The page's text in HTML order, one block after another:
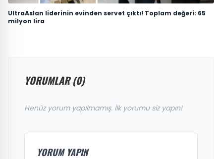
UltraAslan liderinin evinden servet çıktı! Toplam değeri: 65
milyon lira
YORUMLAR (0)
Henüz yorum yapılmamış. İlk yorumu siz yapın!
YORUM YAPIN